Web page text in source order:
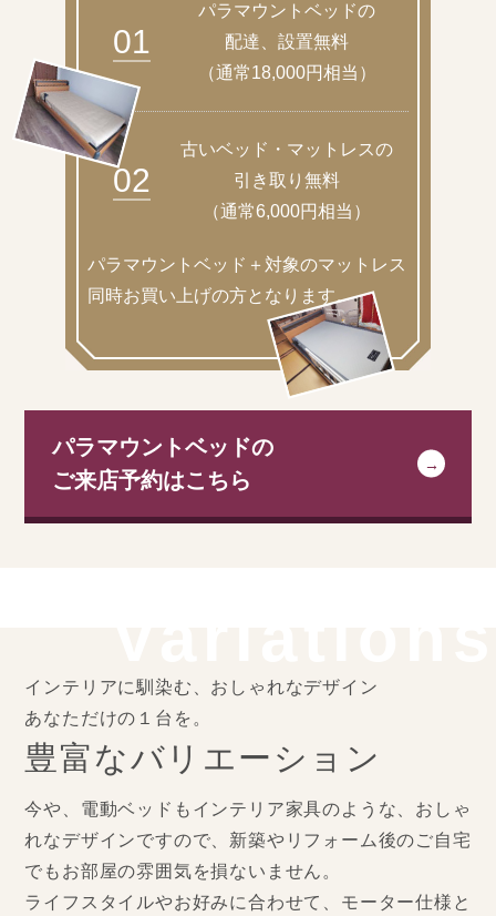
01
パラマウントベッドの
配達、設置無料
（通常18,000円相当）
02
古いベッド・マットレスの
引き取り無料
（通常6,000円相当）
パラマウントベッド＋対象のマットレス
同時お買い上げの方となります。
パラマウントベッドの
ご来店予約はこちら
インテリアに馴染む、おしゃれなデザイン
あなただけの１台を。
豊富なバリエーション
今や、電動ベッドもインテリア家具のような、おしゃ
れなデザインですので、新築やリフォーム後のご自宅
でもお部屋の雰囲気を損ないません。
ライフスタイルやお好みに合わせて、モーター仕様と